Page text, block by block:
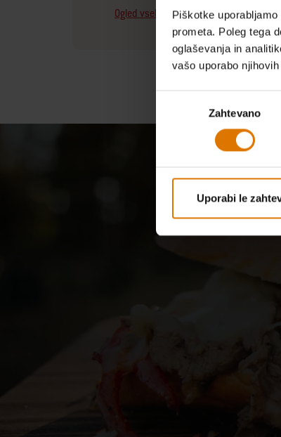
Piškotke
prometa. Poleg tega
oglaševanja in
vašo uporabo
Zahtevano
Uporabi le
Ogled vseh specifikacij